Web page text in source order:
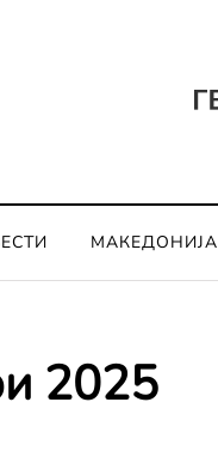
МАКЕДОНИЈА
2025